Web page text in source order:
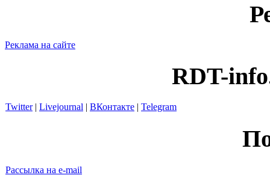
Реклама на сайте
RDT-
Twitter| Livejournal | ВКонтакте | Telegram
Рассылка на e-mail